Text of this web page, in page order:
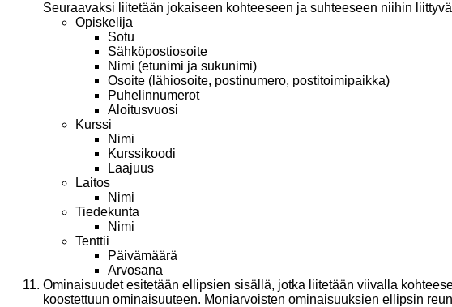
Seuraavaksi liitetään jokaiseen kohteeseen ja suhteeseen niihin
Opiskelija
Sotu
Sähköpostiosoite
Nimi (etunimi ja sukunimi)
Osoite (lähiosoite, postinumero, postitoimipaikka)
Puhelinnumerot
Aloitusvuosi
Kurssi
Nimi
Kurssikoodi
Laajuus
Laitos
Nimi
Tiedekunta
Nimi
Tenttii
Päivämäärä
Arvosana
Ominaisuudet esitetään ellipsien sisällä, jotka liitetään viivalla
koostettuun ominaisuuteen. Moniarvoisten ominaisuuksien ellipsin